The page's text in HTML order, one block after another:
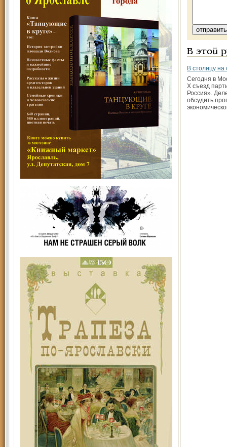
В этой
В столицу на
Сегодня в
Х съезд
Россия».
обсудить